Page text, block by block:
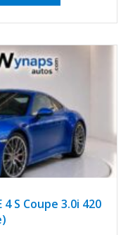
4 S Coupe 3.0i 420